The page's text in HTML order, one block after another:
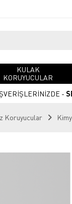
KULAK
KORUYUCULAR
-
Koruyucular